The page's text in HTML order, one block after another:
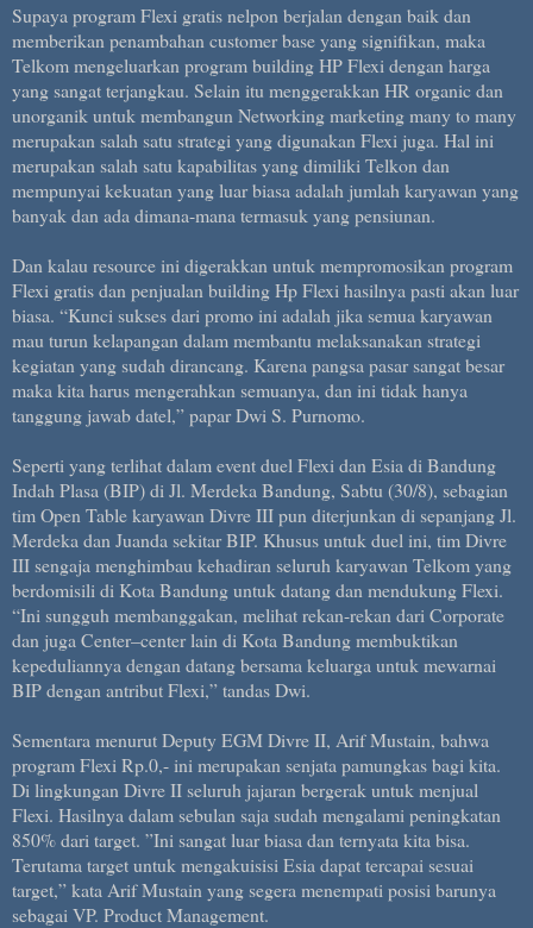
Supaya program Flexi gratis nelpon berjalan dengan baik dan
memberikan penambahan customer base yang signifikan, maka
Telkom mengeluarkan program building HP Flexi dengan harga
yang sangat terjangkau. Selain itu menggerakkan HR organic dan
unorganik untuk membangun Networking marketing many to many
merupakan salah satu strategi yang digunakan Flexi juga. Hal ini
merupakan salah satu kapabilitas yang dimiliki Telkon dan
mempunyai kekuatan yang luar biasa adalah jumlah karyawan yang
banyak dan ada dimana-mana termasuk yang pensiunan.
Dan kalau resource ini digerakkan untuk mempromosikan program
Flexi gratis dan penjualan building Hp Flexi hasilnya pasti akan luar
biasa. “Kunci sukses dari promo ini adalah jika semua karyawan
mau turun kelapangan dalam membantu melaksanakan strategi
kegiatan yang sudah dirancang. Karena pangsa pasar sangat besar
maka kita harus mengerahkan semuanya, dan ini tidak hanya
tanggung jawab datel,” papar Dwi S. Purnomo.
Seperti yang terlihat dalam event duel Flexi dan Esia di Bandung
Indah Plasa (BIP) di Jl. Merdeka Bandung, Sabtu (30/8), sebagian
tim Open Table karyawan Divre III pun diterjunkan di sepanjang Jl.
Merdeka dan Juanda sekitar BIP. Khusus untuk duel ini, tim Divre
III sengaja menghimbau kehadiran seluruh karyawan Telkom yang
berdomisili di Kota Bandung untuk datang dan mendukung Flexi.
“Ini sungguh membanggakan, melihat rekan-rekan dari Corporate
dan juga Center–center lain di Kota Bandung membuktikan
kepeduliannya dengan datang bersama keluarga untuk mewarnai
BIP dengan antribut Flexi,” tandas Dwi.
Sementara menurut Deputy EGM Divre II, Arif Mustain, bahwa
program Flexi Rp.0,- ini merupakan senjata pamungkas bagi kita.
Di lingkungan Divre II seluruh jajaran bergerak untuk menjual
Flexi. Hasilnya dalam sebulan saja sudah mengalami peningkatan
850% dari target. ”Ini sangat luar biasa dan ternyata kita bisa.
Terutama target untuk mengakuisisi Esia dapat tercapai sesuai
target,” kata Arif Mustain yang segera menempati posisi barunya
sebagai VP. Product Management.